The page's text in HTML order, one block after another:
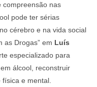
compreensão nas
pode ter sérias
cérebro e na vida social
as Drogas” em Luís
especializado para
álcool, reconstruir
e mental.